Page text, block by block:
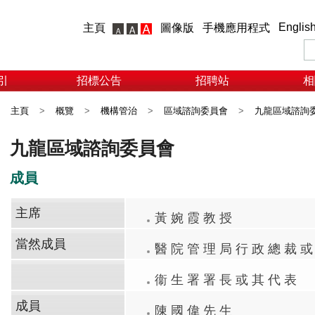
主頁 圖像版 手機應用程式
招標公告 招聘站
主頁 > 概覽 > 機構管治 > 區域諮詢委員會 > 九龍區域諮詢